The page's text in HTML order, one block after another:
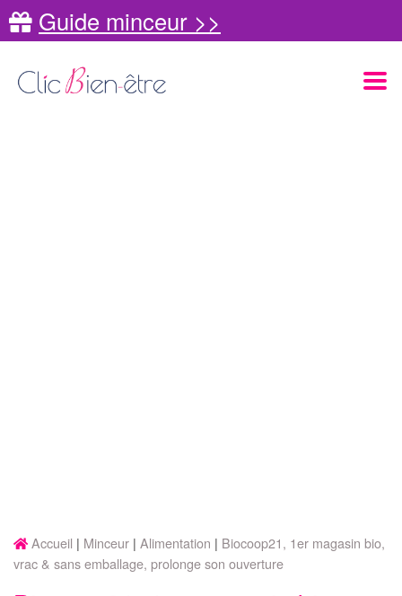
Guide minceur >>
Accueil Minceur Alimentation
Biocoop21, 1er magasin bio,
vrac & sans emballage, prolonge son ouverture